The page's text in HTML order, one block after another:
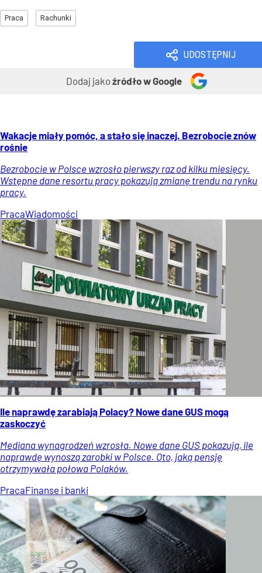
Praca Rachunki
UDOSTĘPNIJ
Dodaj jakoźródło w Google
Wakacje miały pomóc, a stało się inaczej. Bezrobocie znów
rośnie
Bezrobocie w Polsce wzrosło pierwszy raz od kilku miesięcy.
Wstępne dane resortu pracy pokazują zmianę trendu na rynku
pracy.
PracaWiadomości
Ile naprawdę zarabiają Polacy? Nowe dane GUS mogą
zaskoczyć
Mediana wynagrodzeń wzrosła. Nowe dane GUS pokazują, ile
naprawdę wynoszą zarobki w Polsce. Oto, jaką pensję
otrzymywała połowa Polaków.
PracaFinanse i banki